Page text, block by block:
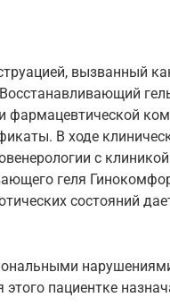
вызванный
фармацевтической
В ходе
с
геля
состояний
пациентке